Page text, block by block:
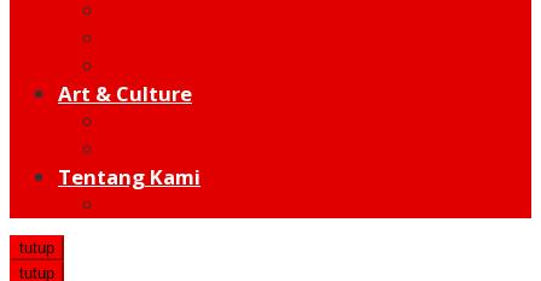
Art & Culture
Tentang Kami
tutup
tutup